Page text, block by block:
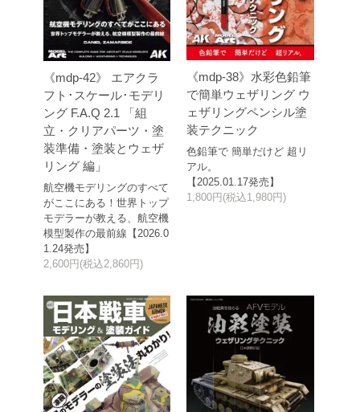
《mdp-42》 エアクラ
フト･スケール･モデリ
ング F.A.Q 2.1 「組
立・クリアパーツ・塗
装準備・塗装とウェザ
リング 編」
航空機モデリングのすべて
がここにある！世界トップ
モデラーが教える、航空機
模型製作の最前線【2026.0
1.24発売】
2,600円(税込2,860円)
《mdp-38》水彩色鉛筆
で簡単ウェザリング ウ
ェザリングペンシル塗
装テクニック
色鉛筆で 簡単だけど 超リ
アル。
【2025.01.17発売】
1,800円(税込1,980円)